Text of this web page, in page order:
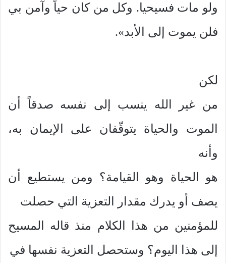
ولو مات فسيحيا. وكل من كان حياً وآمن بي
فلن يموت إلى الأبد».
لكن
من غير الله ينسب إلى نفسه صدقاً أن
الموت والحياة يتوقّفان على الإيمان به،
وأنه
هو الحياة وهو القيامة؟ ومن يستطيع أن
يصف أو يدرك مقدار التعزية التي حصلت
للمؤمنين من هذا الكلام منذ قاله المسيح
إلى هذا اليوم؟ وستحصل التعزية نفسها في